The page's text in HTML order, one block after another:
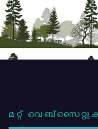
മറ്റ്